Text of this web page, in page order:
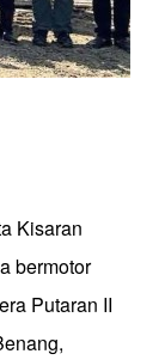
Kisaran
bermotor
Putaran II